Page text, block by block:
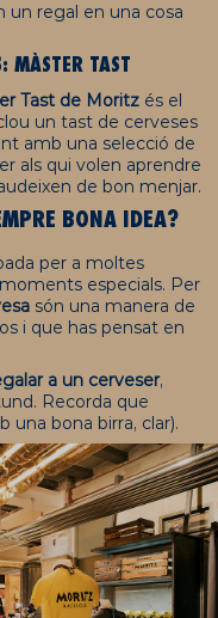
un regal en una cosa
MÀSTER TAST
Tast de Moritz és el
un tast de cerveses
amb una selecció de
als qui volen aprendre
de bon menjar.
BONA IDEA?
per a moltes
especials. Per
són una manera de
i que has pensat en
a un cerveser,
Recorda que
una bona birra, clar).